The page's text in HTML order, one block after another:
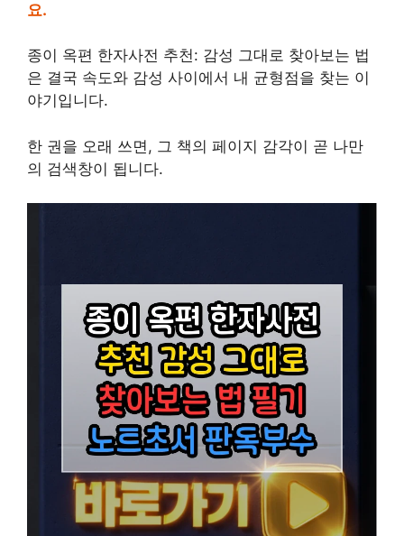
요.
종이 옥편 한자사전 추천: 감성 그대로 찾아보는 법
은 결국 속도와 감성 사이에서 내 균형점을 찾는 이
야기입니다.
한 권을 오래 쓰면, 그 책의 페이지 감각이 곧 나만
의 검색창이 됩니다.